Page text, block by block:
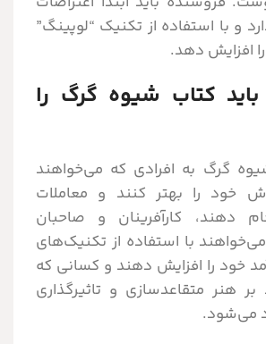
و با استفاده از تکنیک “لوپینگ”
افزایش دهد.
کتاب شیوه گرگ را
گرگ به افرادی که می‌خواهند
خود را بهتر کنند و معاملات
دهند، کارآفرینان و صاحبان
با استفاده از تکنیک‌های
خود را افزایش دهند و کسانی که
هنر متقاعدسازی و تاثیرگذاری
می‌شود.